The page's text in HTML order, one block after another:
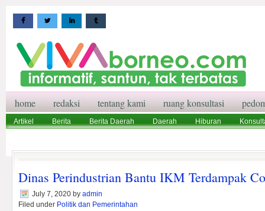
home redaksi tentang kami ruang konsultasi
Artikel Berita Berita Daerah Daerah Hiburan
Dinas Perindustrian Bantu IKM Terdampak
July 7, 2020 by admin
Filed under Politik dan Pemerintahan